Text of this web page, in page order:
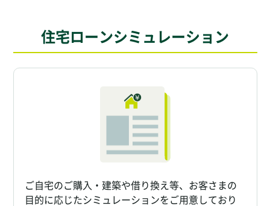
住宅ローンシミュレーション
ご自宅のご購入・建築や借り換え等、 お客さまの
目的に応じたシミュレーションをご用意しており